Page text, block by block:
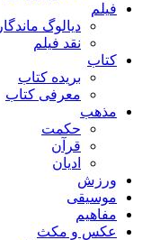
فیلم
دیالوگ ماندگار
نقد فیلم
کتاب
بریده کتاب
معرفی کتاب
مذهب
حکمت
قرآن
ادیان
ورزش
موسیقی
مفاهیم
عکس و مکث